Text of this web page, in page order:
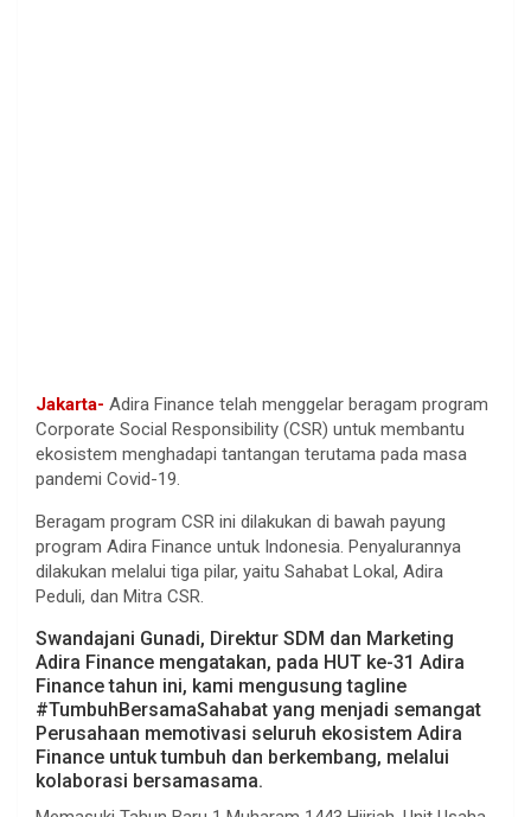
Jakarta- Adira Finance telah menggelar beragam program
Corporate Social Responsibility (CSR) untuk membantu
ekosistem menghadapi tantangan terutama pada masa
pandemi Covid-19.
Beragam program CSR ini dilakukan di bawah payung
program Adira Finance untuk Indonesia. Penyalurannya
dilakukan melalui tiga pilar, yaitu Sahabat Lokal, Adira
Peduli, dan Mitra CSR.
Swandajani Gunadi, Direktur SDM dan Marketing
Adira Finance mengatakan, pada HUT ke-31 Adira
Finance tahun ini, kami mengusung tagline
#TumbuhBersamaSahabat yang menjadi semangat
Perusahaan memotivasi seluruh ekosistem Adira
Finance untuk tumbuh dan berkembang, melalui
kolaborasi bersamasama.